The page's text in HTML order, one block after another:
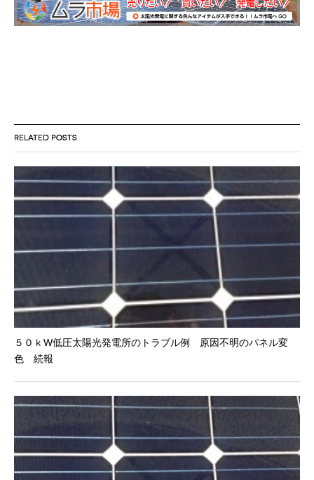
RELATED POSTS
５０ｋW低圧太陽光発電所のトラブル例 原因不明のパネル変
色 続報